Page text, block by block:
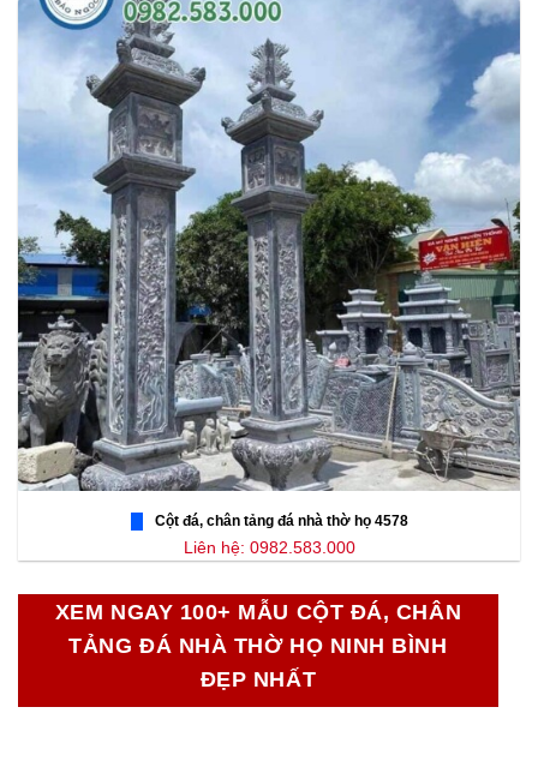
Cột đá, chân tảng đá nhà thờ họ 4578
Liên hệ: 0982.583.000
XEM NGAY 100+ MẪU CỘT ĐÁ, CHÂN
TẢNG ĐÁ NHÀ THỜ HỌ NINH BÌNH
ĐẸP NHẤT